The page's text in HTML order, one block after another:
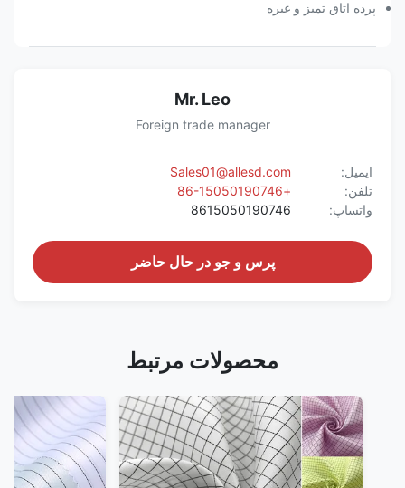
پرده اتاق تمیز و غیره
Mr. Leo
Foreign trade manager
ایمیل:
Sales01@allesd.com
تلفن:
+86-15050190746
واتساپ:
8615050190746
پرس و جو در حال حاضر
محصولات مرتبط